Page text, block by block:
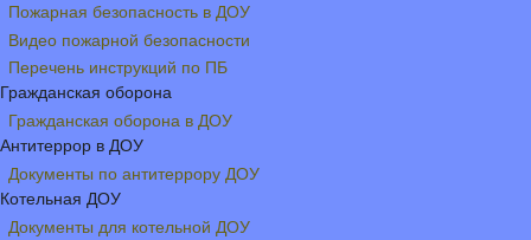
Пожарная безопасность в ДОУ
Видео пожарной безопасности
Перечень инструкций по ПБ
Гражданская оборона
Гражданская оборона в ДОУ
Антитеррор в ДОУ
Документы по антитеррору ДОУ
Котельная ДОУ
Документы для котельной ДОУ